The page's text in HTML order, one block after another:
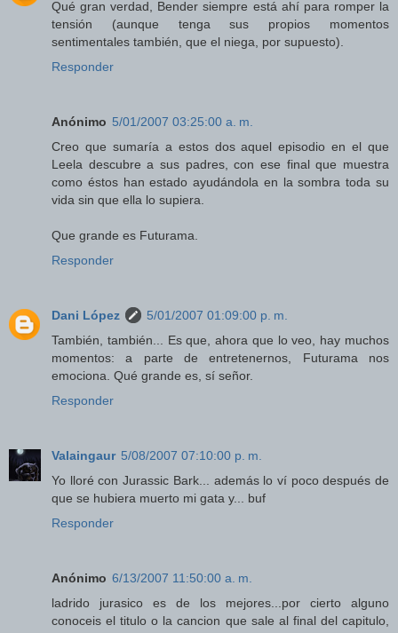
Qué gran verdad, Bender siempre está ahí para romper la
tensión (aunque tenga sus propios momentos
sentimentales también, que el niega, por supuesto).
Responder
Anónimo 5/01/2007 03:25:00 a. m.
Creo que sumaría a estos dos aquel episodio en el que
Leela descubre a sus padres, con ese final que muestra
como éstos han estado ayudándola en la sombra toda su
vida sin que ella lo supiera.
Que grande es Futurama.
Responder
Dani López
5/01/2007 01:09:00 p. m.
También, también... Es que, ahora que lo veo, hay muchos
momentos: a parte de entretenernos, Futurama nos
emociona. Qué grande es, sí señor.
Responder
Valaingaur 5/08/2007 07:10:00 p. m.
Yo lloré con Jurassic Bark... además lo ví poco después de
que se hubiera muerto mi gata y... buf
Responder
Anónimo 6/13/2007 11:50:00 a. m.
ladrido jurasico es de los mejores...por cierto alguno
conoceis el titulo o la cancion que sale al final del capitulo,